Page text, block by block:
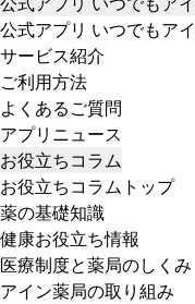
公式アプリ いつでもア
サービス紹介
ご利用方法
よくあるご質問
アプリニュース
お役立ちコラム
お役立ちコラムトップ
薬の基礎知識
健康お役立ち情報
医療制度と薬局のしくみ
アイン薬局の取り組み